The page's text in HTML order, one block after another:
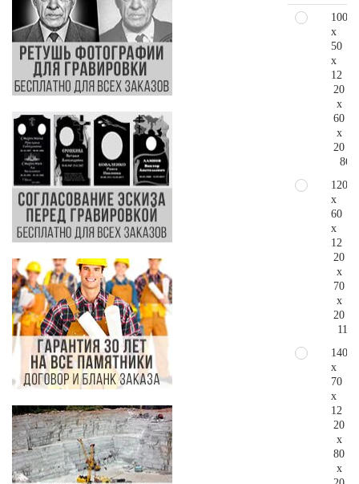
100
x
50
x
12
20
x
60
x
20
120
x
60
x
12
20
x
70
x
20
140
x
70
x
12
20
x
80
x